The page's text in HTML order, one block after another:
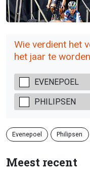
Wie verdient het
het jaar te
EVENEPOEL
PHILIPSEN
Evenepoel Philipsen
Meest recent